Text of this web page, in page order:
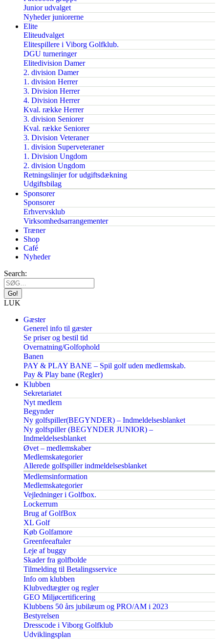
Junior udvalget
Nyheder juniorerne
Elite
Eliteudvalget
Elitespillere i Viborg Golfklub.
DGU turneringer
Elitedivision Damer
2. division Damer
1. division Herrer
3. Division Herrer
4. Division Herrer
Kval. række Herrer
3. division Seniorer
Kval. række Seniorer
3. Division Veteraner
1. division Superveteraner
1. Division Ungdom
2. division Ungdom
Retningslinjer for udgiftsdækning
Udgiftsbilag
Sponsorer
Sponsorer
Erhvervsklub
Virksomhedsarrangementer
Træner
Shop
Café
Nyheder
Search:
LUK
Gæster
Generel info til gæster
Se priser og bestil tid
Overnatning/Golfophold
Banen
PAY & PLAY BANE – Spil golf uden medlemskab.
Pay & Play bane (Regler)
Klubben
Sekretariatet
Nyt medlem
Begynder
Ny golfspiller(BEGYNDER) – Indmeldelsesblanket
Ny golfspiller (BEGYNDER JUNIOR) –
Indmeldelsesblanket
Øvet – medlemskaber
Medlemskategorier
Allerede golfspiller indmeldelsesblanket
Medlemsinformation
Medlemskategorier
Vejledninger i Golfbox.
Lockerrum
Brug af GolfBox
XL Golf
Køb Golfamore
Greenfeeaftaler
Leje af buggy
Skader fra golfbolde
Tilmelding til Betalingsservice
Info om klubben
Klubvedtægter og regler
GEO Miljøcertificering
Klubbens 50 års jubilæum og PRO/AM i 2023
Bestyrelsen
Dresscode i Viborg Golfklub
Udviklingsplan